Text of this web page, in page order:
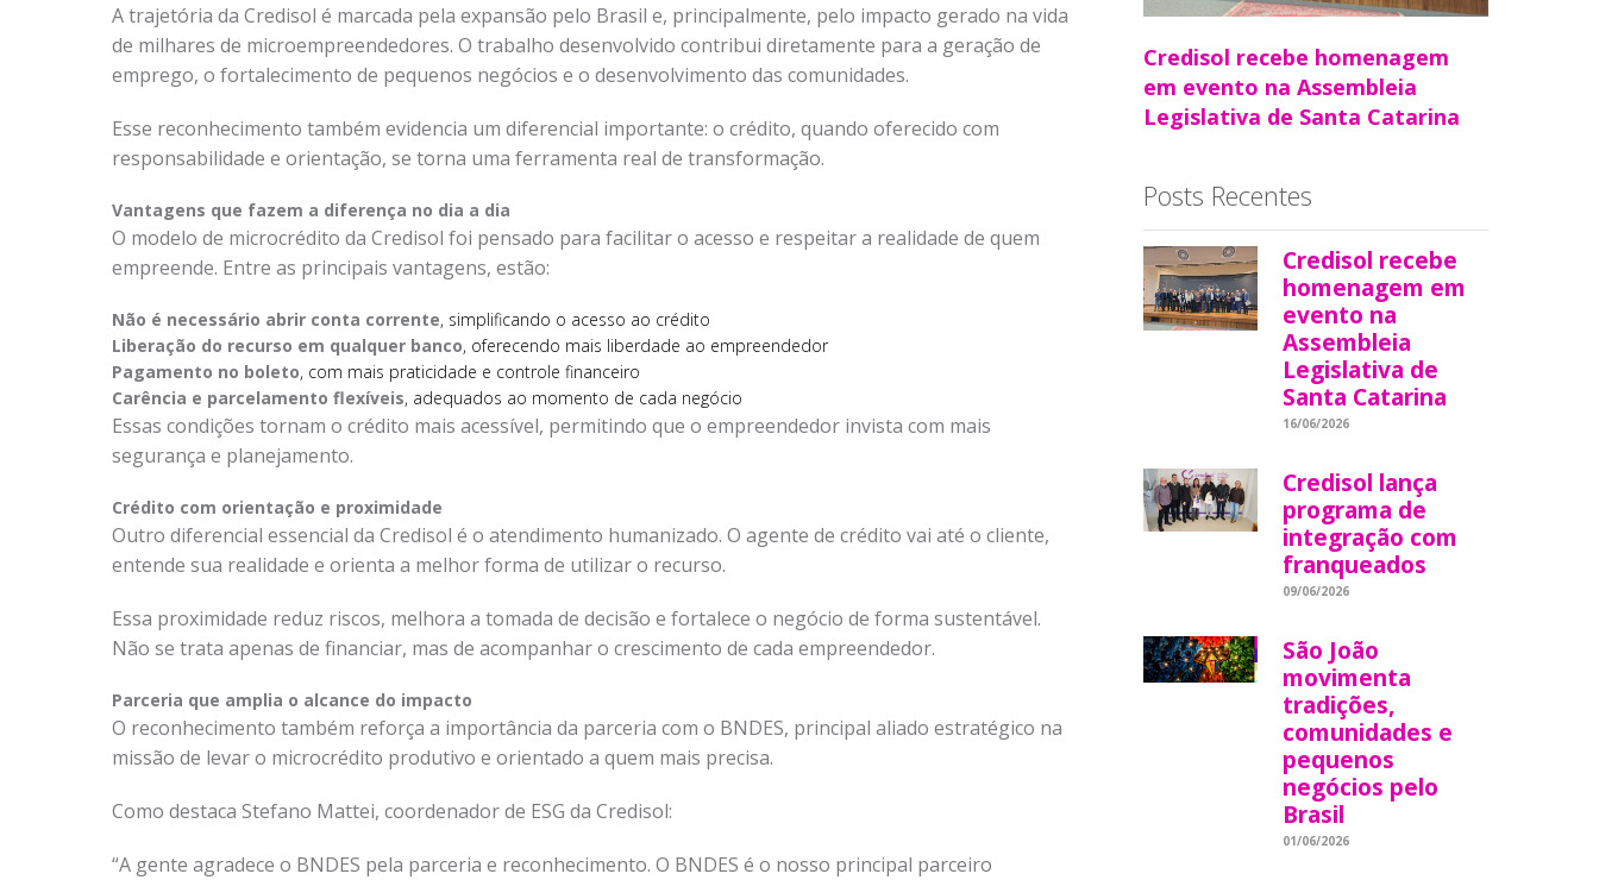
A trajetória da Credisol é marcada pela expansão pelo Brasil e, principalmente, pelo impacto gerado na vida
de milhares de microempreendedores. O trabalho desenvolvido contribui diretamente para a geração de
emprego, o fortalecimento de pequenos negócios e o desenvolvimento das comunidades.
Esse reconhecimento também evidencia um diferencial importante: o crédito, quando oferecido com
responsabilidade e orientação, se torna uma ferramenta real de transformação.
Vantagens que fazem a diferença no dia a dia
O modelo de microcrédito da Credisol foi pensado para facilitar o acesso e respeitar a realidade de quem
empreende. Entre as principais vantagens, estão:
Não é necessário abrir conta corrente, simplificando o acesso ao crédito
Liberação do recurso em qualquer banco, oferecendo mais liberdade ao empreendedor
Pagamento no boleto, com mais praticidade e controle financeiro
Carência e parcelamento flexíveis, adequados ao momento de cada negócio
Essas condições tornam o crédito mais acessível, permitindo que o empreendedor invista com mais
segurança e planejamento.
Crédito com orientação e proximidade
Outro diferencial essencial da Credisol é o atendimento humanizado. O agente de crédito vai até o cliente,
entende sua realidade e orienta a melhor forma de utilizar o recurso.
Essa proximidade reduz riscos, melhora a tomada de decisão e fortalece o negócio de forma sustentável.
Não se trata apenas de financiar, mas de acompanhar o crescimento de cada empreendedor.
Parceria que amplia o alcance do impacto
O reconhecimento também reforça a importância da parceria com o BNDES, principal aliado estratégico na
missão de levar o microcrédito produtivo e orientado a quem mais precisa.
Como destaca Stefano Mattei, coordenador de ESG da Credisol:
“A gente agradece o BNDES pela parceria e reconhecimento. O BNDES é o nosso principal parceiro
Credisol recebe homenagem
em evento na Assembleia
Legislativa de Santa Catarina
Posts Recentes
Credisol recebe
homenagem em
evento na
Assembleia
Legislativa de
Santa Catarina
16/06/2026
Credisol lança
programa de
integração com
franqueados
09/06/2026
São João
movimenta
tradições,
comunidades e
pequenos
negócios pelo
Brasil
01/06/2026